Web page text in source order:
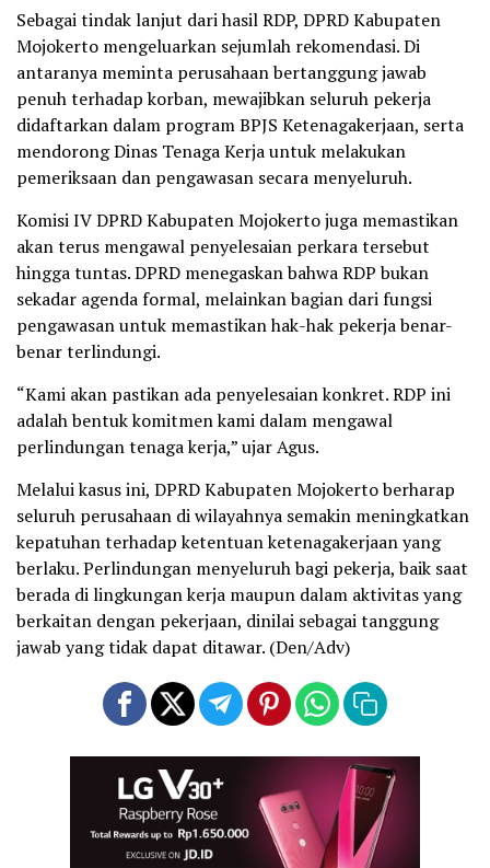
Sebagai tindak lanjut dari hasil RDP, DPRD Kabupaten
Mojokerto mengeluarkan sejumlah rekomendasi. Di
antaranya meminta perusahaan bertanggung jawab
penuh terhadap korban, mewajibkan seluruh pekerja
didaftarkan dalam program BPJS Ketenagakerjaan, serta
mendorong Dinas Tenaga Kerja untuk melakukan
pemeriksaan dan pengawasan secara menyeluruh.
Komisi IV DPRD Kabupaten Mojokerto juga memastikan
akan terus mengawal penyelesaian perkara tersebut
hingga tuntas. DPRD menegaskan bahwa RDP bukan
sekadar agenda formal, melainkan bagian dari fungsi
pengawasan untuk memastikan hak-hak pekerja benar-
benar terlindungi.
“Kami akan pastikan ada penyelesaian konkret. RDP ini
adalah bentuk komitmen kami dalam mengawal
perlindungan tenaga kerja,” ujar Agus.
Melalui kasus ini, DPRD Kabupaten Mojokerto berharap
seluruh perusahaan di wilayahnya semakin meningkatkan
kepatuhan terhadap ketentuan ketenagakerjaan yang
berlaku. Perlindungan menyeluruh bagi pekerja, baik saat
berada di lingkungan kerja maupun dalam aktivitas yang
berkaitan dengan pekerjaan, dinilai sebagai tanggung
jawab yang tidak dapat ditawar. (Den/Adv)